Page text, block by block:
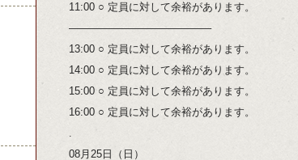
11:00 ○ 定員に対して余裕があります。
—————————————–
13:00 ○ 定員に対して余裕があります。
14:00 ○ 定員に対して余裕があります。
15:00 ○ 定員に対して余裕があります。
16:00 ○ 定員に対して余裕があります。
.
08月25日（日）